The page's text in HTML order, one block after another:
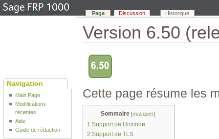
Version 6.50
Cette page résume les
Sommaire[masquer]
1 Support de Unicode
2 Support de TLS
Page Discussion Historique
Navigation
Main Page
Modifications
récentes
Aide
Guide de rédaction